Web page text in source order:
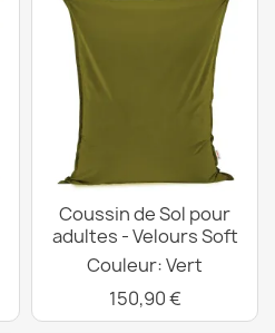
Coussin de Sol pour
adultes - Velours Soft
Couleur: Vert
150,90 €